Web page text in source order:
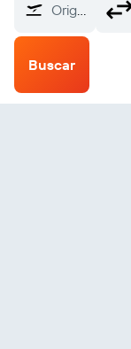
Origen
Buscar